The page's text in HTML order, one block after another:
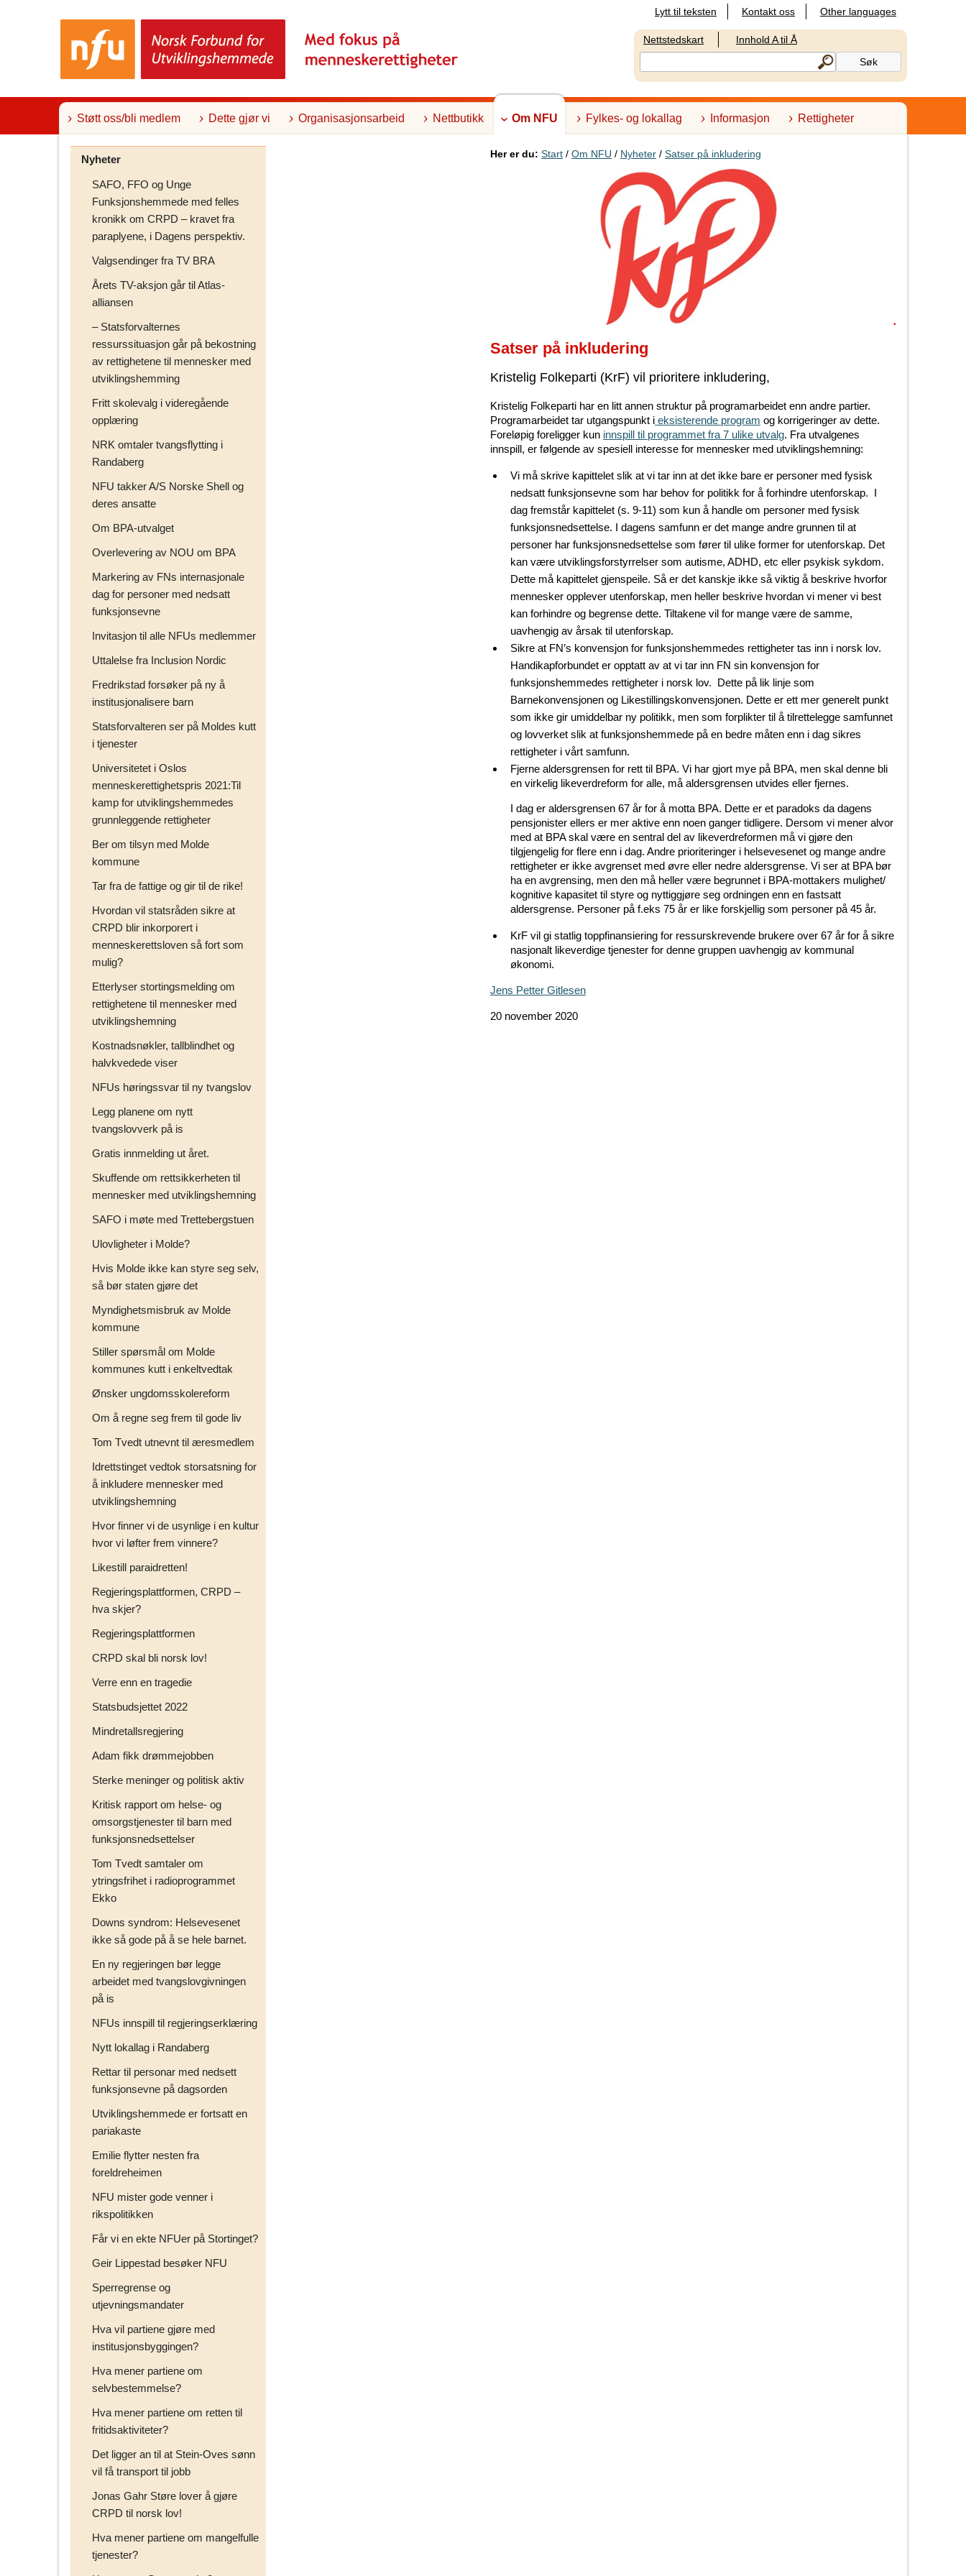
o
Lytt til teksten Kontakt oss Other languages
Nettstedskart Innhold A til Å
Støtt oss/bli medlem Dette gjør vi Organisasjonsarbeid Nettbutikk Om NFU Fylkes- og lokallag Informasjon Rettigheter
Nyheter
SAFO, FFO og Unge
Funksjonshemmede med felles
kronikk om CRPD – kravet fra
paraplyene, i Dagens perspektiv.
Valgsendinger fra TV BRA
Årets TV-aksjon går til Atlas-
alliansen
– Statsforvalternes
ressurssituasjon går på bekostning
av rettighetene til mennesker med
utviklingshemming
Fritt skolevalg i videregående
opplæring
NRK omtaler tvangsflytting i
Randaberg
NFU takker A/S Norske Shell og
deres ansatte
Om BPA-utvalget
Overlevering av NOU om BPA
Markering av FNs internasjonale
dag for personer med nedsatt
funksjonsevne
Invitasjon til alle NFUs medlemmer
Uttalelse fra Inclusion Nordic
Fredrikstad forsøker på ny å
institusjonalisere barn
Statsforvalteren ser på Moldes kutt
i tjenester
Universitetet i Oslos
menneskerettighetspris 2021:Til
kamp for utviklingshemmedes
grunnleggende rettigheter
Ber om tilsyn med Molde
kommune
Tar fra de fattige og gir til de rike!
Hvordan vil statsråden sikre at
CRPD blir inkorporert i
menneskerettsloven så fort som
mulig?
Etterlyser stortingsmelding om
rettighetene til mennesker med
utviklingshemning
Kostnadsnøkler, tallblindhet og
halvkvedede viser
NFUs høringssvar til ny tvangslov
Legg planene om nytt
tvangslovverk på is
Gratis innmelding ut året.
Skuffende om rettsikkerheten til
mennesker med utviklingshemning
SAFO i møte med Trettebergstuen
Ulovligheter i Molde?
Hvis Molde ikke kan styre seg selv,
så bør staten gjøre det
Myndighetsmisbruk av Molde
kommune
Stiller spørsmål om Molde
kommunes kutt i enkeltvedtak
Ønsker ungdomsskolereform
Om å regne seg frem til gode liv
Tom Tvedt utnevnt til æresmedlem
Idrettstinget vedtok storsatsning for
å inkludere mennesker med
utviklingshemning
Hvor finner vi de usynlige i en kultur
hvor vi løfter frem vinnere?
Likestill paraidretten!
Regjeringsplattformen, CRPD –
hva skjer?
Regjeringsplattformen
CRPD skal bli norsk lov!
Verre enn en tragedie
Statsbudsjettet 2022
Mindretallsregjering
Adam fikk drømmejobben
Sterke meninger og politisk aktiv
Kritisk rapport om helse- og
omsorgstjenester til barn med
funksjonsnedsettelser
Tom Tvedt samtaler om
ytringsfrihet i radioprogrammet
Ekko
Downs syndrom: Helsevesenet
ikke så gode på å se hele barnet.
En ny regjeringen bør legge
arbeidet med tvangslovgivningen
på is
NFUs innspill til regjeringserklæring
Nytt lokallag i Randaberg
Rettar til personar med nedsett
funksjonsevne på dagsorden
Utviklingshemmede er fortsatt en
pariakaste
Emilie flytter nesten fra
foreldreheimen
NFU mister gode venner i
rikspolitikken
Får vi en ekte NFUer på Stortinget?
Geir Lippestad besøker NFU
Sperregrense og
utjevningsmandater
Hva vil partiene gjøre med
institusjonsbyggingen?
Hva mener partiene om
selvbestemmelse?
Hva mener partiene om retten til
fritidsaktiviteter?
Det ligger an til at Stein-Oves sønn
vil få transport til jobb
Jonas Gahr Støre lover å gjøre
CRPD til norsk lov!
Hva mener partiene om mangelfulle
tjenester?
Her er du: Start / Om NFU / Nyheter / Satser på inkludering
Satser på inkludering
Kristelig Folkeparti (KrF) vil prioritere inkludering,
Kristelig Folkeparti har en litt annen struktur på programarbeidet enn andre partier.
Programarbeidet tar utgangspunkt i eksisterende program og korrigeringer av dette.
Foreløpig foreligger kun innspill til programmet fra 7 ulike utvalg. Fra utvalgenes
innspill, er følgende av spesiell interesse for mennesker med utviklingshemning:
Vi må skrive kapittelet slik at vi tar inn at det ikke bare er personer med fysisk
nedsatt funksjonsevne som har behov for politikk for å forhindre utenforskap. I
dag fremstår kapittelet (s. 9-11) som kun å handle om personer med fysisk
funksjonsnedsettelse. I dagens samfunn er det mange andre grunnen til at
personer har funksjonsnedsettelse som fører til ulike former for utenforskap. Det
kan være utviklingsforstyrrelser som autisme, ADHD, etc eller psykisk sykdom.
Dette må kapittelet gjenspeile. Så er det kanskje ikke så viktig å beskrive hvorfor
mennesker opplever utenforskap, men heller beskrive hvordan vi mener vi best
kan forhindre og begrense dette. Tiltakene vil for mange være de samme,
uavhengig av årsak til utenforskap.
Sikre at FN’s konvensjon for funksjonshemmedes rettigheter tas inn i norsk lov.
Handikapforbundet er opptatt av at vi tar inn FN sin konvensjon for
funksjonshemmedes rettigheter i norsk lov. Dette på lik linje som
Barnekonvensjonen og Likestillingskonvensjonen. Dette er ett mer generelt punkt
som ikke gir umiddelbar ny politikk, men som forplikter til å tilrettelegge samfunnet
og lovverket slik at funksjonshemmede på en bedre måten enn i dag sikres
rettigheter i vårt samfunn.
Fjerne aldersgrensen for rett til BPA. Vi har gjort mye på BPA, men skal denne bli
en virkelig likeverdreform for alle, må aldersgrensen utvides eller fjernes.
I dag er aldersgrensen 67 år for å motta BPA. Dette er et paradoks da dagens
pensjonister ellers er mer aktive enn noen ganger tidligere. Dersom vi mener alvor
med at BPA skal være en sentral del av likeverdreformen må vi gjøre den
tilgjengelig for flere enn i dag. Andre prioriteringer i helsevesenet og mange andre
rettigheter er ikke avgrenset med øvre eller nedre aldersgrense. Vi ser at BPA bør
ha en avgrensing, men den må heller være begrunnet i BPA-mottakers mulighet/
kognitive kapasitet til styre og nyttiggjøre seg ordningen enn en fastsatt
aldersgrense. Personer på f.eks 75 år er like forskjellig som personer på 45 år.
KrF vil gi statlig toppfinansiering for ressurskrevende brukere over 67 år for å sikre
nasjonalt likeverdige tjenester for denne gruppen uavhengig av kommunal
økonomi.
Jens Petter Gitlesen
20 november 2020